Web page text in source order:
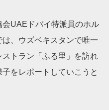
UAEドバイ特派員のホル
、ウズベキスタンで唯一
トラン「ふる里」を訪れ
をレポートしていこうと